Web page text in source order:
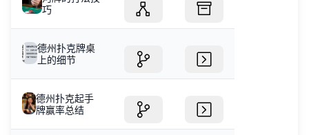
巧
德州扑克牌桌
上的细节
德州扑克起手
牌赢率总结